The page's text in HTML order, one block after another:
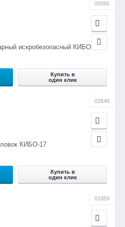
00095
искробезопасный КИБО-18
Купить в
один клик
02646
КИБО-17
Купить в
один клик
01859